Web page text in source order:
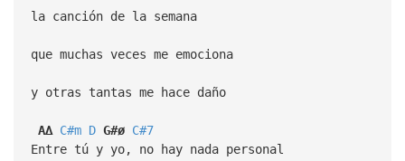
la canción de la semana
que muchas veces me emociona
y otras tantas me hace daño
A∆ C#m D G#ø C#7
Entre tú y yo, no hay nada personal